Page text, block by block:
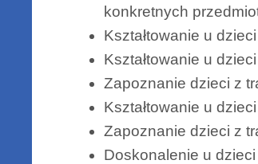
konkretnych
Kształtowanie u
Kształtowanie u
Zapoznanie dzieci z
Kształtowanie u
Zapoznanie dzieci z
Doskonalenie u